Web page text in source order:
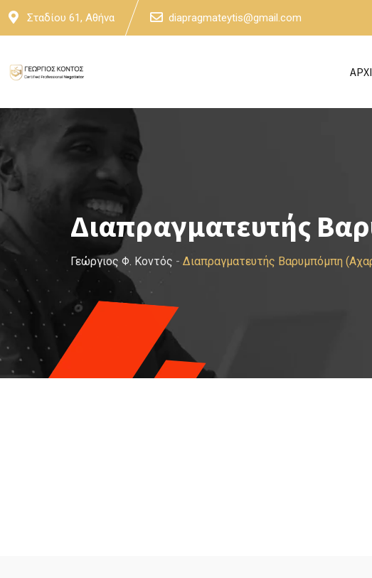
Skip
Σταδίου 61, Αθήνα diapragmateytis@gmail.com
Διαπραγματευτής
Γεώργιος Φ. Κοντός - Διαπραγματευτής Βαρυμπόμπη